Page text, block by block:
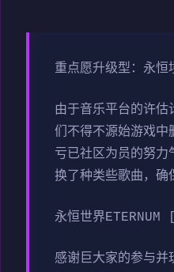
重点愿升级型：永恒
由于音乐平台的许
们不得不源始游戏中
亏已社区为员的努力
换了种类些歌曲，确
永恒世界
感谢巨大家的参与并